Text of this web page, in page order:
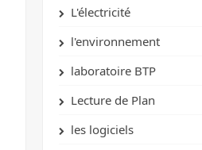
L'électricité
l'environnement
laboratoire BTP
Lecture de Plan
les logiciels